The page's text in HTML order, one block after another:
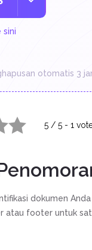
sini
otomatis 3
5 / 5 - 1
dokumen
atau footer untuk